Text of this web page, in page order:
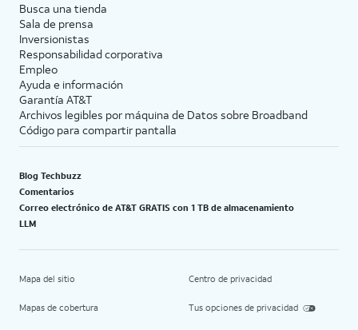
Busca una tienda
Sala de prensa
Inversionistas
Responsabilidad corporativa
Empleo
Ayuda e información
Garantía AT&T
Archivos legibles por máquina de Datos sobre Broadband
Código para compartir pantalla
Blog Techbuzz
Comentarios
Correo electrónico de AT&T GRATIS con 1 TB de almacenamiento
LLM
Mapa del sitio
Mapas de cobertura
Centro de privacidad
Tus opciones de privacidad